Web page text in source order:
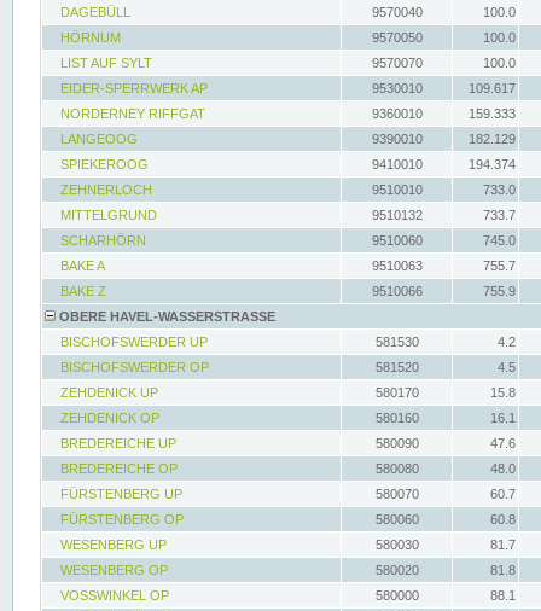
DAGEBÜLL 9570040
100.0
HÖRNUM
9570050
100.0
LIST AUF SYLT
9570070
100.0
EIDER-SPERRWERK AP
9530010
109.617
NORDERNEY RIFFGAT
9360010
159.333
LANGEOOG
9390010
182.129
SPIEKEROOG
9410010
194.374
ZEHNERLOCH
9510010
733.0
MITTELGRUND
9510132
733.7
SCHARHÖRN
9510060
745.0
BAKE A
9510063
755.7
BAKE Z
9510066
755.9
OBERE HAVEL-WASSERSTRASSE
BISCHOFSWERDER UP
581530
4.2
BISCHOFSWERDER OP
581520
4.5
ZEHDENICK UP
580170
15.8
ZEHDENICK OP
580160
16.1
BREDEREICHE UP
580090
47.6
BREDEREICHE OP
580080
48.0
FÜRSTENBERG UP
580070
60.7
FÜRSTENBERG OP
580060
60.8
WESENBERG UP
580030
81.7
WESENBERG OP
580020
81.8
VOSSWINKEL OP
580000
88.1